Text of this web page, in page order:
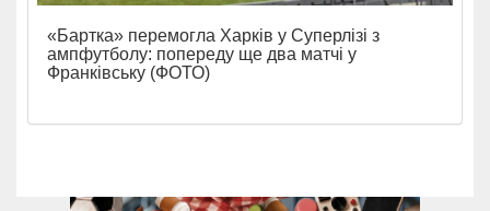
«Бартка» перемогла Харків у Суперлізі з
ампфутболу: попереду ще два матчі у
Франківську (ФОТО)